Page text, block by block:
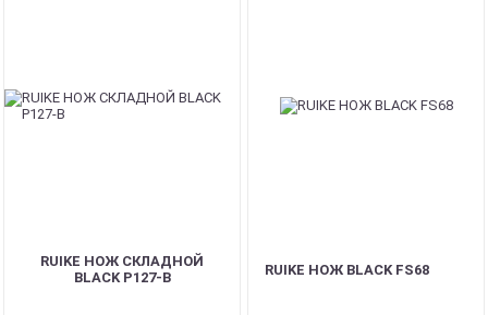
RUIKE НОЖ СКЛАДНОЙ
BLACK P127-B
RUIKE НОЖ BLACK FS68